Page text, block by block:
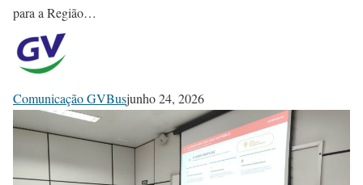
para a Região…
Comunicação GVBusjunho 24, 2026